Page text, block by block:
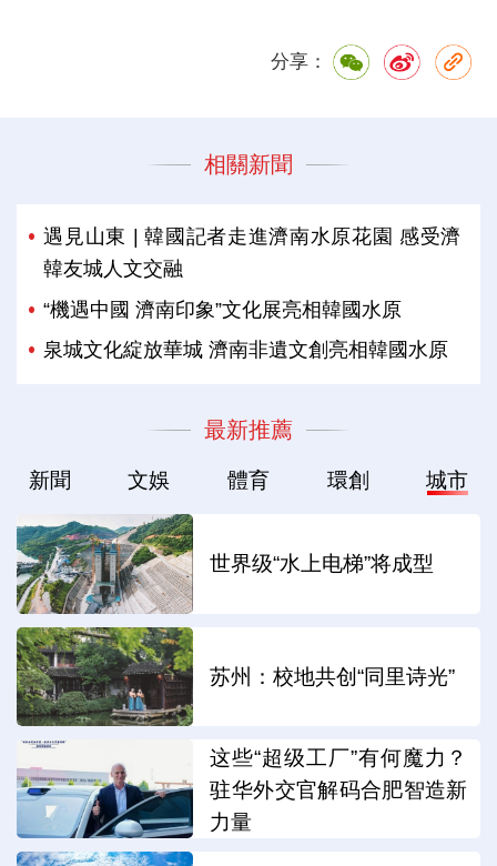
分享：
相關新聞
遇見山東 | 韓國記者走進濟南水原花園 感受濟
韓友城人文交融
“機遇中國 濟南印象”文化展亮相韓國水原
泉城文化綻放華城 濟南非遺文創亮相韓國水原
最新推薦
新聞 文娛 體育 環創 城市
世界级“水上电梯”将成型
苏州：校地共创“同里诗光”
这些“超级工厂”有何魔力？
驻华外交官解码合肥智造新
力量